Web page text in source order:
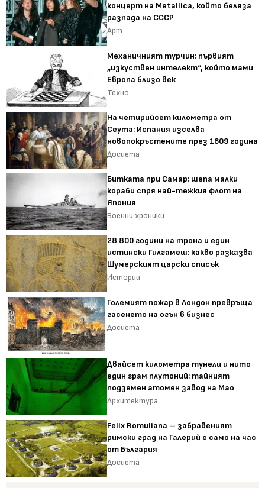
концерт на Metallica, който беляза
разпада на СССР
Арт
Механичният турчин: първият
„изкуствен интелект“, който мами
Европа близо век
Техно
На четирийсет километра от
Сеута: Испания изселва
новопокръстените през 1609 година
Досиета
Битката при Самар: шепа малки
кораби спря най-тежкия флот на
Япония
Военни хроники
28 800 години на трона и един
истински Гилгамеш: какво разказва
Шумерският царски списък
Истории
Големият пожар в Лондон превръща
гасенето на огън в бизнес
Досиета
Двайсет километра тунели и нито
един грам плутоний: тайният
подземен атомен завод на Мао
Архитектура
Felix Romuliana – забравеният
римски град на Галерий е само на час
от България
Досиета